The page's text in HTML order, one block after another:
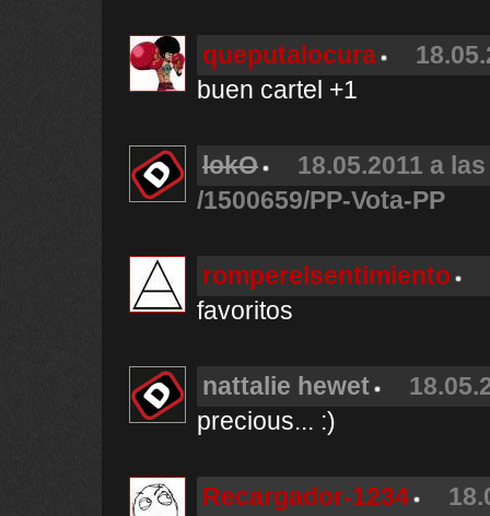
queputalocura
buen cartel +1
lokO
18.05.2011 a
/1500659/PP-Vota-PP
romperelsentimiento
favoritos
nattalie hewet
precious... :)
Recargador-1234